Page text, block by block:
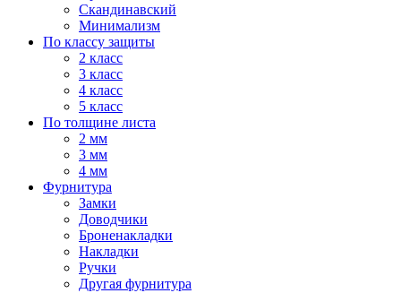
Скандинавский
Минимализм
По классу защиты
2 класс
3 класс
4 класс
5 класс
По толщине листа
2 мм
3 мм
4 мм
Фурнитура
Замки
Доводчики
Броненакладки
Накладки
Ручки
Другая фурнитура